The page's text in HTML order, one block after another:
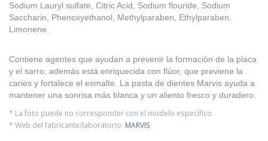
Sodium Lauryl sulfate, Citric Acid, Sodium flouride, Sodium
Saccharin, Phenoxyethanol, Methylparaben, Ethylparaben,
Limonene.
Contiene agentes que ayudan a prevenir la formación de la placa
y el sarro, además está enriquecida con flúor, que previene la
caries y fortalece el esmalte. La pasta de dientes Marvis ayuda a
mantener una sonrisa más blanca y un aliento fresco y duradero.
* La foto puede no corresponder con el modelo específico
* Web del fabricante/laboratorio: MARVIS